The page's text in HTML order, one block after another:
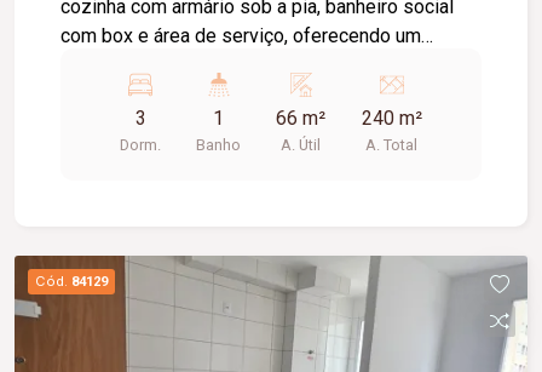
cozinha com armário sob a pia, banheiro social
com box e área de serviço, oferecendo um
dia.O imóvel não possui garagem para carro,
porém conta com espaço para 01 motocicleta.
Diferencial: as taxas de água, coleta de lixo e
agende sua visita!
3
Dorm.
1
Banho
66 m²
A. Útil
240 m²
A. Total
Cód. 84129